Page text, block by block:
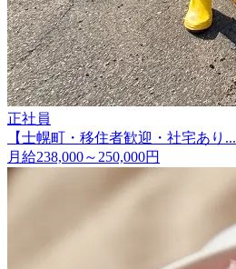
正社員
【士幌町・移住者歓迎・社宅あり...
月給238,000～250,000円